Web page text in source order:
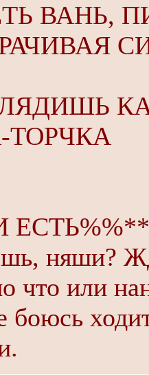
ВАНЬ,
няши?
что или
боюсь